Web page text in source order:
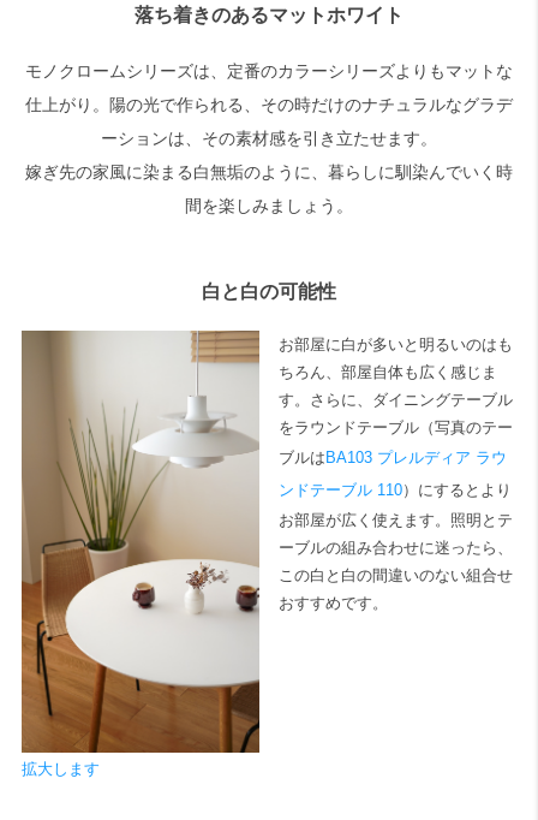
落ち着きのあるマットホワイト
モノクロームシリーズは、定番のカラーシリーズよりもマットな
仕上がり。陽の光で作られる、その時だけのナチュラルなグラデ
ーションは、その素材感を引き立たせます。
嫁ぎ先の家風に染まる白無垢のように、暮らしに馴染んでいく時
間を楽しみましょう。
白と白の可能性
拡大します
お部屋に白が多いと明るいのはも
ちろん、部屋自体も広く感じま
す。さらに、ダイニングテーブル
をラウンドテーブル（写真のテー
ブルはBA103 プレルディア ラウ
ンドテーブル 110）にするとより
お部屋が広く使えます。照明とテ
ーブルの組み合わせに迷ったら、
この白と白の間違いのない組合せ
おすすめです。